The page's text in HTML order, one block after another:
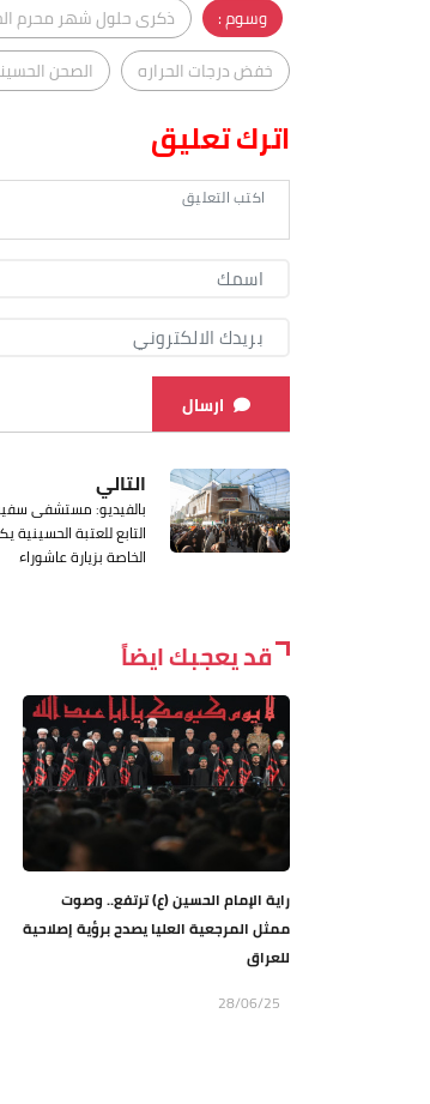
وسوم :
ذكرى حلول شهر محرم
خفض درجات الحراره
الصحن
اترك تعليق
ارسال
التالي
بالفيديو: مستشفى
التابع للعتبة
الخاصة بزيارة عاشوراء
قد يعجبك ايضاً
راية الإمام الحسين (ع) ترتفع.. وصوت
ممثل المرجعية العليا يصدح برؤية إصلاحية
للعراق
28/06/25